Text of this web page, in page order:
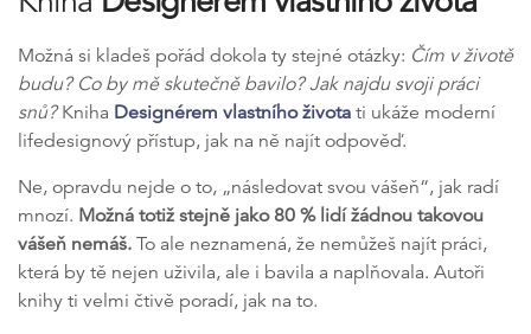
Možná si kladeš pořád dokola ty stejné otázky: Čím v životě
budu? Co by mě skutečně bavilo? Jak najdu svoji práci
snů?Kniha Designérem vlastního života ti ukáže moderní
lifedesignový přístup, jak na ně najít odpověď.
Ne, opravdu nejde o to, „následovat svou vášeň“, jak radí
mnozí. Možná totiž stejně jako 80 % lidí žádnou takovou
vášeň nemáš. To ale neznamená, že nemůžeš najít práci,
která by tě nejen uživila, ale i bavila a naplňovala. Autoři
knihy ti velmi čtivě poradí, jak na to.